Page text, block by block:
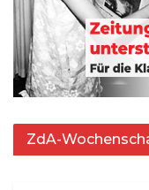
ZdA-